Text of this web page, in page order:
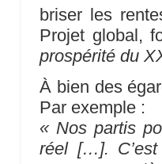
briser les
Projet global,
prospérité du
À bien des
Par exemple :
« Nos partis
réel […]. C’est